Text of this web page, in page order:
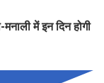
में इन दिन होगी